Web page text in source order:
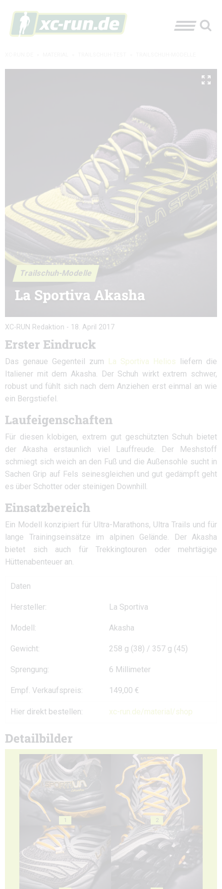
Trailschuh-Modelle
La Sportiva Akasha
XC-RUN Redaktion - 18. April 2017
Erster Eindruck
Das genaue Gegenteil zum La Sportiva Helios liefern die
Italiener mit dem Akasha. Der Schuh wirkt extrem schwer,
robust und fühlt sich nach dem Anziehen erst einmal an wie
ein Bergstiefel.
Laufeigenschaften
Für diesen klobigen, extrem gut geschützten Schuh bietet
der Akasha erstaunlich viel Lauffreude. Der Meshstoff
schmiegt sich weich an den Fuß und die Außensohle sucht in
Sachen Grip auf Fels seinesgleichen und gut gedämpft geht
es über Schotter oder steinigen Downhill.
Einsatzbereich
Ein Modell konzipiert für Ultra-Marathons, Ultra Trails und für
lange Trainingseinsätze im alpinen Gelände. Der Akasha
bietet sich auch für Trekkingtouren oder mehrtägige
Hüttenabenteuer an.
Daten
Hersteller: La Sportiva
Modell: Akasha
Gewicht: 258 g (38) / 357 g (45)
Sprengung: 6 Millimeter
Empf. Verkaufspreis: 149,00 €
Hier direkt bestellen: xc-run.de/material/shop
Detailbilder
1 2